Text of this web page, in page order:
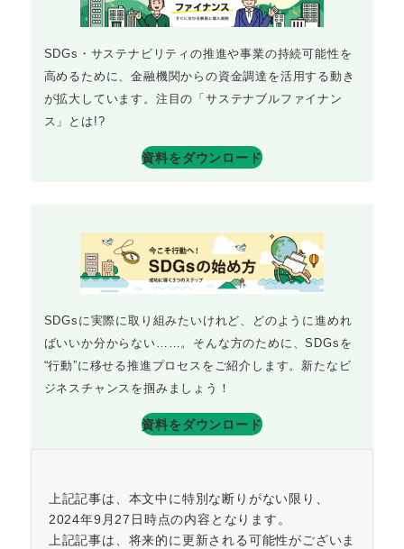
SDGs・サステナビリティの推進や事業の持続可能性を
高めるために、金融機関からの資金調達を活用する動き
が拡大しています。注目の「サステナブルファイナン
ス」とは!?
資料をダウンロード
SDGsに実際に取り組みたいけれど、どのように進めれ
ばいいか分からない……。そんな方のために、SDGsを
“行動”に移せる推進プロセスをご紹介します。新たなビ
ジネスチャンスを掴みましょう！
資料をダウンロード
上記記事は、本文中に特別な断りがない限り、
2024年9月27日時点の内容となります。
上記記事は、将来的に更新される可能性がございま